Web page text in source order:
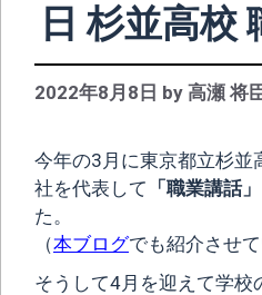
日 杉並高校
2022年8月8日 by 高瀬 将
今年の3月に東京都立杉並
社を代表して 「職業講話」
た。
（本ブログでも紹介させ
そうして4月を迎えて学校